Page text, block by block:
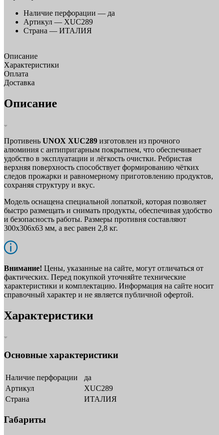
Наличие перфорации — да
Артикул — XUC289
Страна — ИТАЛИЯ
Описание
Характеристики
Оплата
Доставка
Описание
Противень UNOX XUC289 изготовлен из прочного
алюминия с антипригарным покрытием, что обеспечивает
удобство в эксплуатации и лёгкость очистки. Ребристая
верхняя поверхность способствует формированию чётких
следов прожарки и равномерному приготовлению продуктов,
сохраняя структуру и вкус.
Модель оснащена специальной лопаткой, которая позволяет
быстро размещать и снимать продукты, обеспечивая удобство
и безопасность работы. Размеры противня составляют
300х306х63 мм, а вес равен 2,8 кг.
Внимание! Цены, указанные на сайте, могут отличаться от
фактических. Перед покупкой уточняйте технические
характеристики и комплектацию. Информация на сайте носит
справочный характер и не является публичной офертой.
Характеристики
Основные характеристики
Наличие перфорации
да
Артикул
XUC289
Страна
ИТАЛИЯ
Габариты